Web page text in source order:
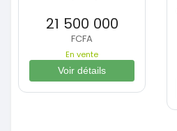
21 500 000
FCFA
En vente
Voir détails